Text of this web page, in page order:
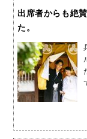
出席者からも絶
た。